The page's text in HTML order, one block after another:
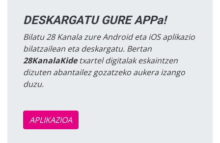
DESKARGATU GURE APPa!
Bilatu 28 Kanala zure Android eta iOS aplikazio
bilatzailean eta deskargatu. Bertan
28KanalaKidetxartel digitalak eskaintzen
dizuten abantailez gozatzeko aukera izango
duzu.
APLIKAZIOA